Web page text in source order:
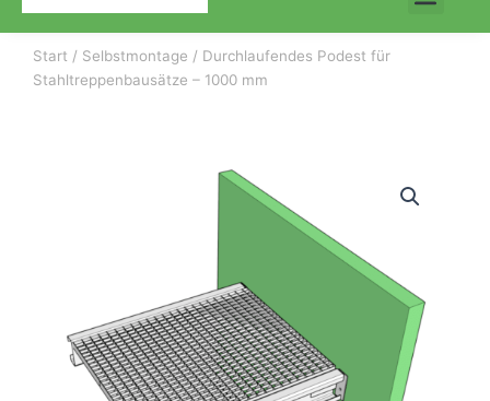
Start / Selbstmontage / Durchlaufendes Podest für
Stahltreppenbausätze – 1000 mm